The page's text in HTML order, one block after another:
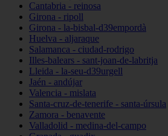
Cantabria - reinosa
Girona - ripoll
Girona - la-bisbal-d39empordà
Huelva - aljaraque
Salamanca - ciudad-rodrigo
Illes-balears - sant-joan-de-labritja
Lleida - la-seu-d39urgell
Jaén - andújar
Valencia - mislata
Santa-cruz-de-tenerife - santa-úrsula
Zamora - benavente
Valladolid - medina-del-campo